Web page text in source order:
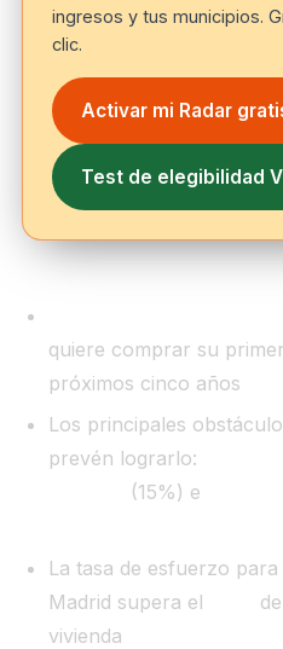
ingresos y tus municipios.
clic.
Activar mi Radar
Test de elegibilidad
quiere comprar su
próximos cinco años
Los principales
prevén lograrlo:
(15%) e
La tasa de esfuerzo
Madrid supera el
vivienda